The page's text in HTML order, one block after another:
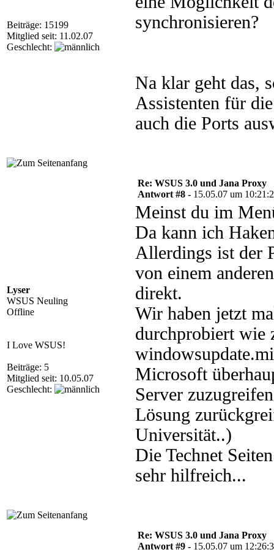
Beiträge: 15199
Mitglied seit: 11.02.07
Geschlecht:
synchronisieren?
Na klar geht das,
Assistenten für
auch die Ports
Lyser
WSUS Neuling
Offline
I Love WSUS!
Beiträge: 5
Mitglied seit: 10.05.07
Geschlecht:
Re: WSUS 3.0 und Jana Proxy
Antwort #8 - 15.05.07 um
Meinst du im
Da kann ich
Allerdings ist der
von einem
direkt.
Wir haben jetzt
durchprobiert wie
Microsoft
Server
Lösung
Universität..)
Die Technet
sehr hilfreich...
Re: WSUS 3.0 und Jana Proxy
Antwort #9 - 15.05.07 um